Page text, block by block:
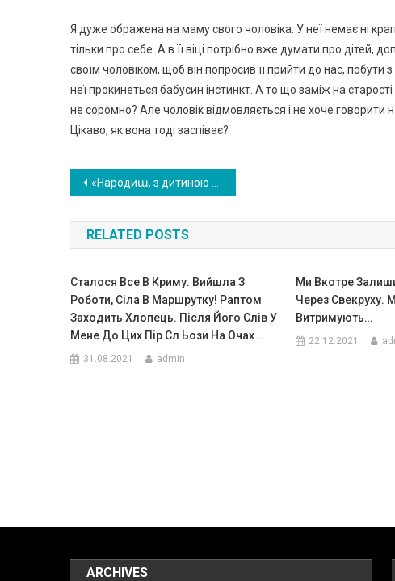
Я дуже ображена на маму свого чоловіка. У неї немає ні
тільки про себе. А в її віці потрібно вже думати про дітей,
своїм чоловіком, щоб він попросив її прийти до нас,
неї прокинеться бабусин інстинкт. А то що заміж на
не соромно? Але чоловік відмовляється і не хоче
Цікаво, як вона тоді заспіває?
Навигация
по
записям
«Народиա, з дитиною додому не nущу!»- сказав Віталік своїй дружині, але не підозрював чим все закінчиться
RELATED POSTS
Сталося Все В Криму. Вийшла З
Роботи, Сіла В Маршрутку! Раптом
Заходить Хлопець. Після Його Слів У
Мене До Цих Пір Сл Ьози На Очах ..
31.08.2021 admin
Ми Вкотре
Через Свекруху.
Витримують…
22.12.2021
ARCHIVES